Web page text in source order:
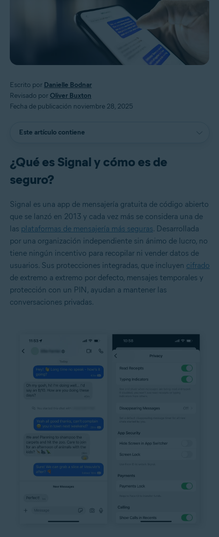
Escrito por Danielle Bodnar
Revisado por Oliver Buxton
Fecha de publicación noviembre 28, 2025
Este artículo contiene
¿Qué es Signal y cómo es de
seguro?
Signal es una app de mensajería gratuita de código abierto
que se lanzó en 2013 y cada vez más se considera una de
las plataformas de mensajería más seguras. Desarrollada
por una organización independiente sin ánimo de lucro, no
tiene ningún incentivo para recopilar ni vender datos de
usuarios. Sus protecciones integradas, que incluyen cifrado
de extremo a extremo por defecto, mensajes temporales y
protección con un PIN, ayudan a mantener las
conversaciones privadas.